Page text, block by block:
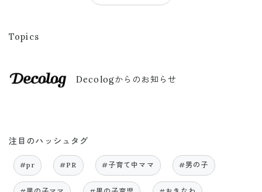
Topics
Decologからのお知らせ
注目のハッシュタグ
#pr #PR #子育て中ママ #男の子